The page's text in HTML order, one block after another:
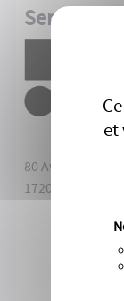
et
Service du
80 Avenue de
17200 Royan